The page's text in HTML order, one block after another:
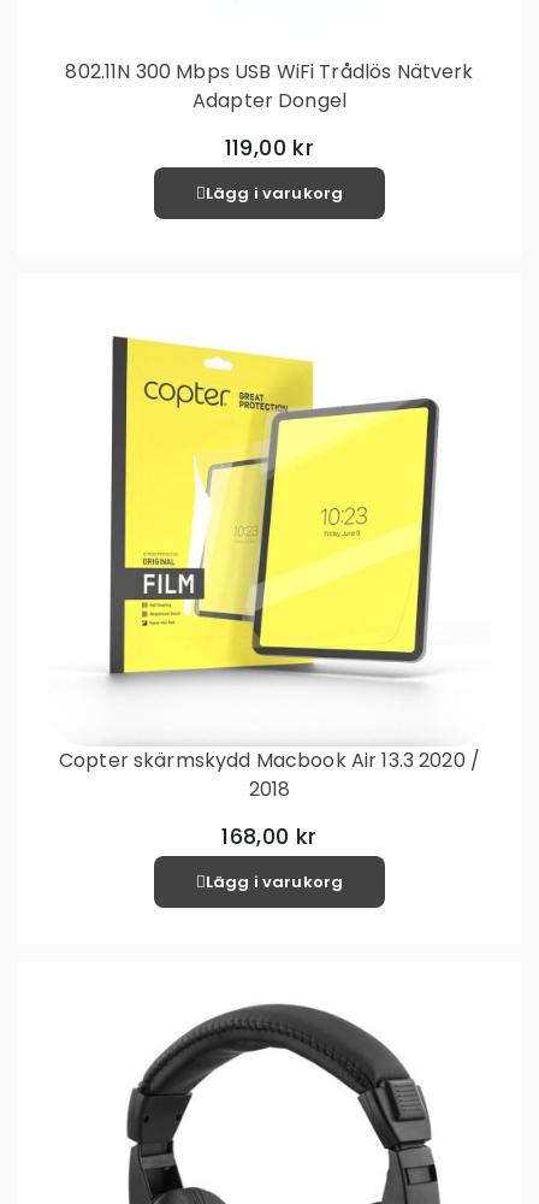
802.11N 300 Mbps USB WiFi Trådlös Nätverk
Adapter Dongel
119,00 kr
Lägg i varukorg
Copter skärmskydd Macbook Air 13.3 2020 /
2018
168,00 kr
Lägg i varukorg